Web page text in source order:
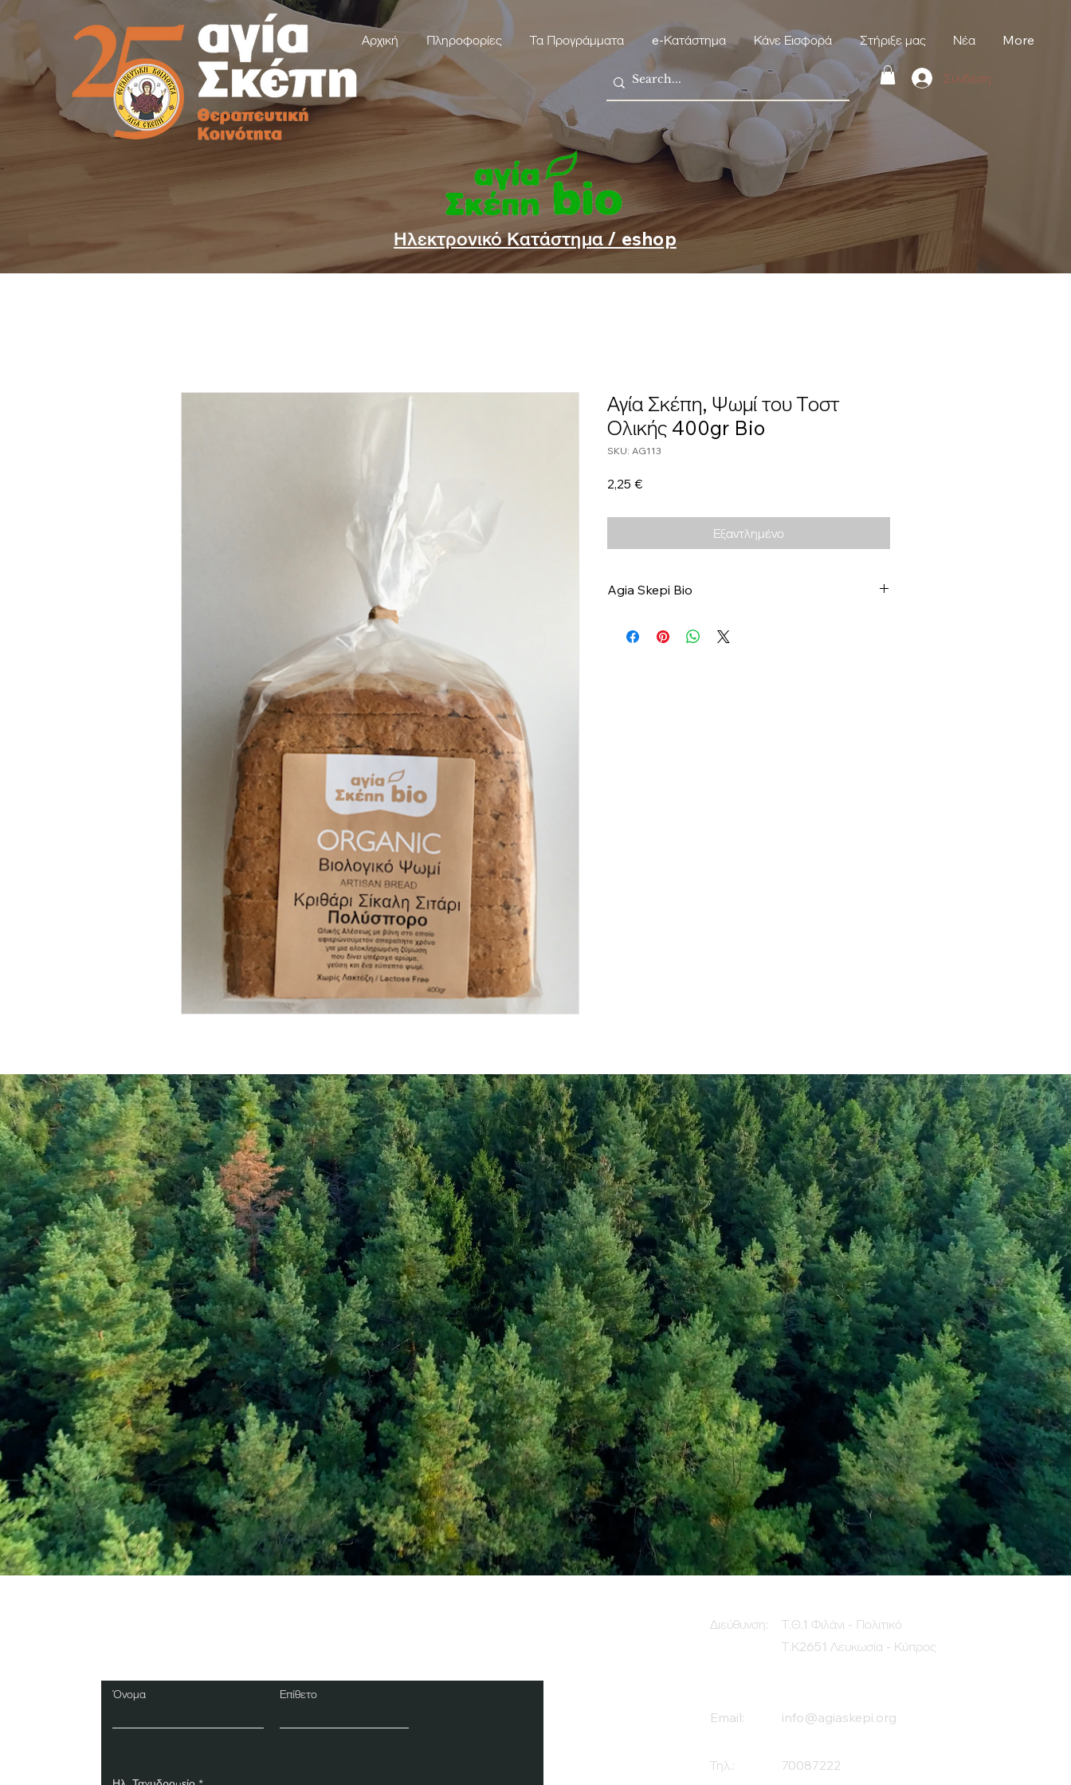
Αρχική Πληροφορίες Τα Προγράμματα e-Κατάστημα Κάνε Εισφορά Στήριξε μας Νέα More
Σύνδεση
Ηλεκτρονικό Κατάστημα / eshop
Αγία Σκέπη, Ψωμί του Τοστ
Ολικής 400gr Bio
SKU: AG113
2,25 €Τιμή
Εξαντλημένο
Agia Skepi Bio
Όνομα Επίθετο
Διεύθυνση:
Τ.Θ.1 Φιλάνι - Πολιτικό
Τ.Κ2651 Λευκωσία - Κύπρος
Email: info@agiaskepi.org
Τηλ.: 70087222